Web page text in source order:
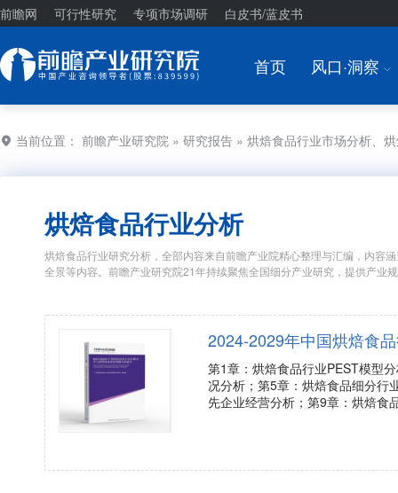
前瞻网 可行性研究 专项市场调研 白皮书/蓝皮书
首页 风口·洞察 I
当前位置： 前瞻产业研究院 » 研究报告 » 烘焙食品行业市场分析、
烘焙食品行业分析
烘焙食品行业研究分析，全部内容来自前瞻产业院精心整理与汇编，内容
全景等内容。前瞻产业研究院21年持续聚焦全国细分产业研究，提供产业
2024-2029年中国烘焙食
第1章：烘焙食品行业PEST模型
况分析；第5章：烘焙食品细分行
先企业经营分析；第9章：烘焙食